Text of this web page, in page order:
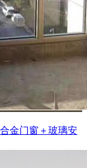
金门窗＋玻璃安